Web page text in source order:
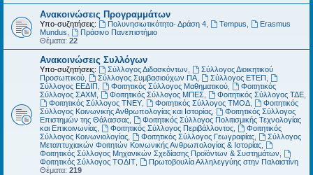
Ανακοινώσεις Προγραμμάτων
Υπο-συζητήσεις: Πολυνησιωτικότητα- Δράση 4, Tempus
Erasmus
Mundus
Πράσινο Πανεπιστήμιο
Θέματα: 22
Ανακοινώσεις Συλλόγων
Υπο-συζητήσεις: Σύλλογος Διδασκόντων
Σύλλογος Διοικητικού
Προσωπικού
Σύλλογος Συμβασιούχων ΠΑ, Σύλλογος ΕΤΕΠ
Σύλλογος ΕΕΔΙΠ
Φοιτητικός Σύλλογος Μαθηματικού,
Φοιτητικός
Σύλλογος ΣΑΧΜ
Φοιτητικός Σύλλογος ΜΠΕΣ Φοιτητικός Σύλλογος ΤΔΕ,
Φοιτητικός Σύλλογος ΤΝΕΥ, Φοιτητικός Σύλλογος ΤΜΟΔ,
Φοιτητικός
Σύλλογος Κοινωνικής Ανθρωπολογίας και Ιστορίας
Φοιτητικός Σύλλογος
Επιστημών της Θάλασσας
Φοιτητικός Σύλλογος Πολιτισμικής Τεχνολογίας
και Επικοινωνίας
Φοιτητικός Σύλλογος Περιβάλλοντος,
Φοιτητικός
Σύλλογος Κοινωνιολογίας
Φοιτητικός Σύλλογος Γεωγραφίας,
Σύλλογος
Μεταπτυχιακών Φοιτητών Κοινωνικής Ανθρωπολογίας & Ιστορίας
Φοιτητικός Σύλλογος Μηχανικών Σχεδίασης Προϊόντων & Συστημάτων
Φοιτητικός Σύλλογος ΤΟΔΙΤ
Πρωτοβουλία Αλληλεγγύης στην Παλαιστίνη
Θέματα: 219